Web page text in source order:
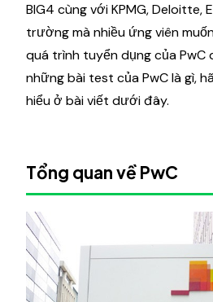
BIG4 cùng với KPMG, Deloitte,
trường mà nhiều ứng viên
quá trình tuyển dụng của PwC
những bài test của PwC là gì,
hiểu ở bài viết dưới đây.
Tổng quan về PwC